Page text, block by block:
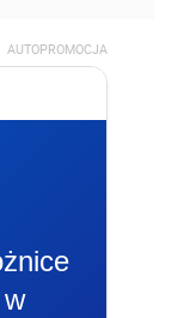
AUTOPROMOCJA